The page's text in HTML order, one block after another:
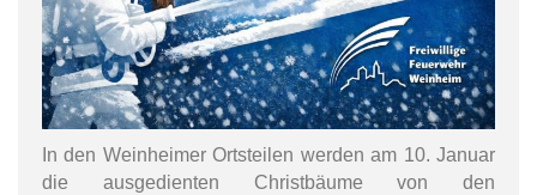
In den Weinheimer Ortsteilen werden am 10. Januar
die ausgedienten Christbäume von den